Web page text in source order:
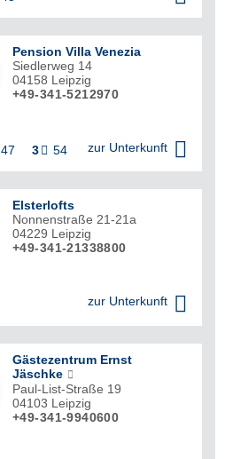
Pension Villa Venezia
Siedlerweg 14
04158 Leipzig
+49-341-5212970
47 3  54 zur Unterkunft 
Elsterlofts
Nonnenstraße 21-21a
04229 Leipzig
+49-341-21338800
zur Unterkunft 
Gästezentrum Ernst
Jäschke
Paul-List-Straße 19
04103 Leipzig
+49-341-9940600